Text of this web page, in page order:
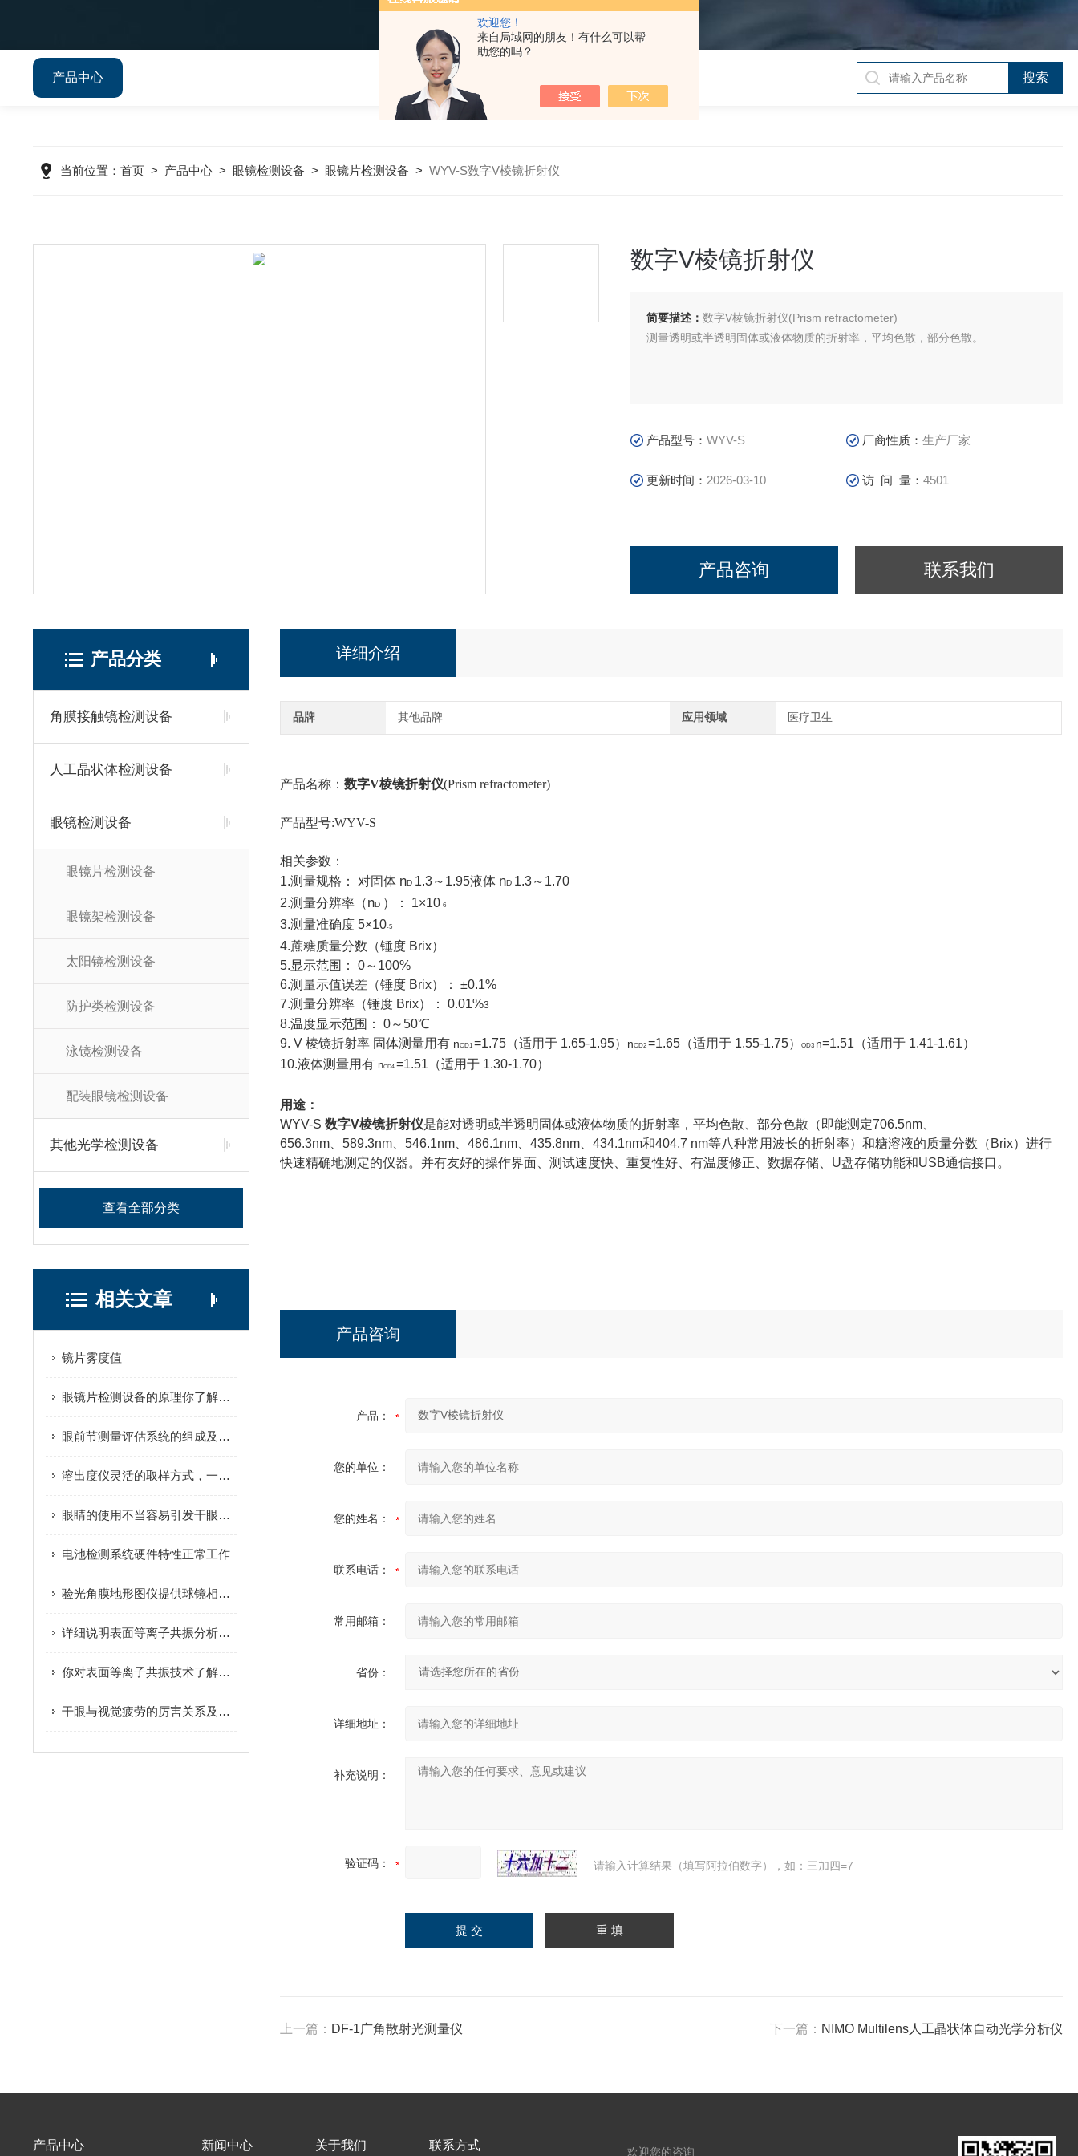
欢迎您！
来自局域网的朋友！有什么可以帮
助您的吗？
产品中心
当前位置： 首页> 产品中心> 眼镜检测设备 > 眼镜片检测设备 > WYV-S数字V棱镜折射仪
数字V棱镜折射仪
简要描述： 数字V棱镜折射仪(Prism refractometer)
测量透明或半透明固体或液体物质的折射率，平均色散，部分色散。
产品型号： WYV-S 厂商性质：生产厂家
更新时间： 2026-03-10 访 问 量：4501
产品咨询 联系我们
产品分类
角膜接触镜检测设备
人工晶状体检测设备
眼镜检测设备
眼镜片检测设备
眼镜架检测设备
太阳镜检测设备
防护类检测设备
泳镜检测设备
配装眼镜检测设备
其他光学检测设备
查看全部分类
相关文章
镜片雾度值
眼镜片检测设备的原理你了解多少？
眼前节测量评估系统的组成及其作用，让我们好好的了解了解
溶出度仪灵活的取样方式，一共有几种呢
眼睛的使用不当容易引发干眼症，那么哪些人容易患上？
电池检测系统硬件特性正常工作
验光角膜地形图仪提供球镜相关的屈光信息
详细说明表面等离子共振分析仪的测试步骤，速来
你对表面等离子共振技术了解多少呢？
干眼与视觉疲劳的厉害关系及治疗方法
详细介绍
品牌 其他品牌 应用领域 医疗卫生
产品名称：数字V棱镜折射仪(Prism refractometer)
产品型号:WYV-S
相关参数：
1.测量规格： 对固体 nD 1.3～1.95液体 nD 1.3～1.70
2.测量分辨率（nD ）： 1×10-6
3.测量准确度 5×10-5
4.蔗糖质量分数（锤度 Brix）
5.显示范围： 0～100%
6.测量示值误差（锤度 Brix）： ±0.1%
7.测量分辨率（锤度 Brix）： 0.01%3
8.温度显示范围： 0～50℃
9. V 棱镜折射率 固体测量用有 nOD1=1.75（适用于 1.65-1.95） nOD2=1.65（适用于 1.55-1.75）OD3 n=1.51（适用于 1.41-1.61）
10.液体测量用有nOD4=1.51（适用于 1.30-1.70）
用途：
WYV-S数字V棱镜折射仪是能对透明或半透明固体或液体物质的折射率，平均色散、部分色散 （即能测定706.5nm、
656.3nm、589.3nm、546.1nm、486.1nm、435.8nm、434.1nm和404.7 nm等八种常用波长的折射率）和糖溶液的质量分数（Brix）进行
快速精确地测定的仪器。并有友好的操作界面、测试速度快、重复性好、有温度修正、数据存储、U盘存储功能和USB通信接口。
产品咨询
产品：
您的单位：
您的姓名：
联系电话：
常用邮箱：
省份：
详细地址：
补充说明：
验证码： 请输入计算结果（填写阿拉伯数字），如：三加四=7
上一篇： DF-1广角散射光测量仪 下一篇： NIMO Multilens人工晶状体自动光学分析仪
产品中心 新闻中心 关于我们 联系方式 欢迎您的咨询